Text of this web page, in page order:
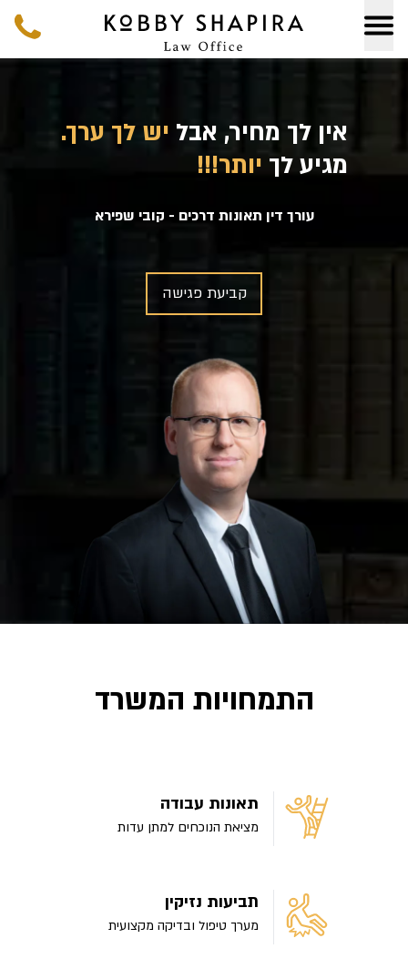
אין לך מחיר, אבל יש לך ערך.
מגיע לך יותר!!!
עורך דין תאונות דרכים - קובי שפירא
קביעת פגישה
התמחויות המשרד
תאונות עבודה
מציאת הנוכחים למתן עדות
תביעות נזיקין
מערך טיפול ובדיקה מקצועית